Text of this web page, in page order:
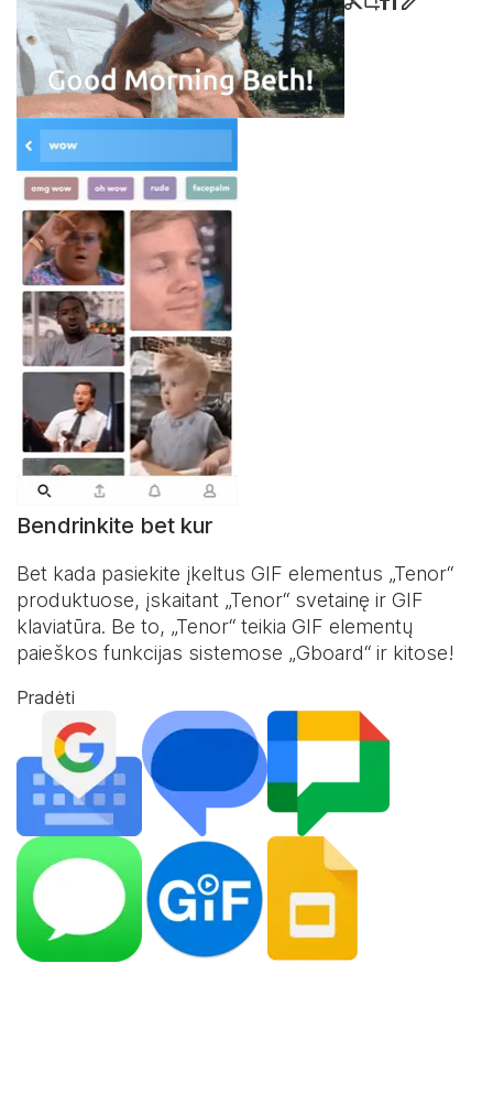
Bendrinkite bet kur
Bet kada pasiekite įkeltus GIF elementus „Tenor“
produktuose, įskaitant „Tenor“ svetainę ir GIF
klaviatūra. Be to, „Tenor“ teikia GIF elementų
paieškos funkcijas sistemose „Gboard“ ir kitose!
Pradėti